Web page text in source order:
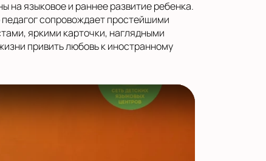
на языковое и раннее развитие ребенка.
сопровождает простейшими
яркими карточки, наглядными
привить любовь к иностранному